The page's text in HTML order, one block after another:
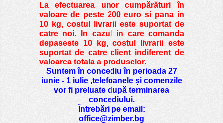
La efectuarea unor cumpărături în
valoare de peste200 euro si pana in
10 kg, costul livrarii este suportat de
catre noi. In cazul in care comanda
depaseste 10 kg, costul livrarii este
suportat de catre client indiferent de
valoarea totala a produselor.
Suntem în concediu în perioada 27
iunie - 1 iulie ,telefoanele și comenzile
vor fi preluate după terminarea
concediului.
Întrebări pe email:
office@zimber.bg